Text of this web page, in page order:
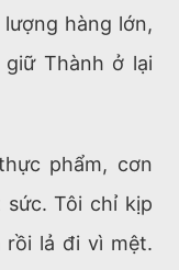
hàng lớn,
Thành ở lại
phẩm, cơn
Tôi chỉ kịp
rồi lả đi vì mệt.